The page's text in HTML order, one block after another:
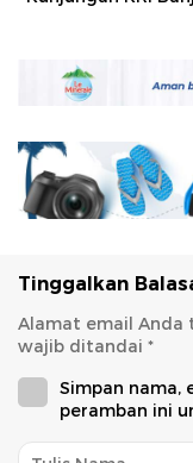
Tinggalkan
Alamat email Anda
wajib ditandai *
Simpan nama,
peramban ini